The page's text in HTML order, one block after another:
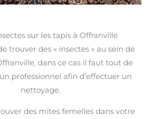
sur les tapis à Offranville
trouver des « insectes » au sein de
dans ce cas il faut tout de
professionnel afin d’effectuer un
nettoyage.
des mites femelles dans votre